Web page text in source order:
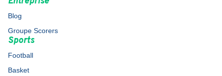
Blog
Groupe Scorers
Sports
Football
Basket